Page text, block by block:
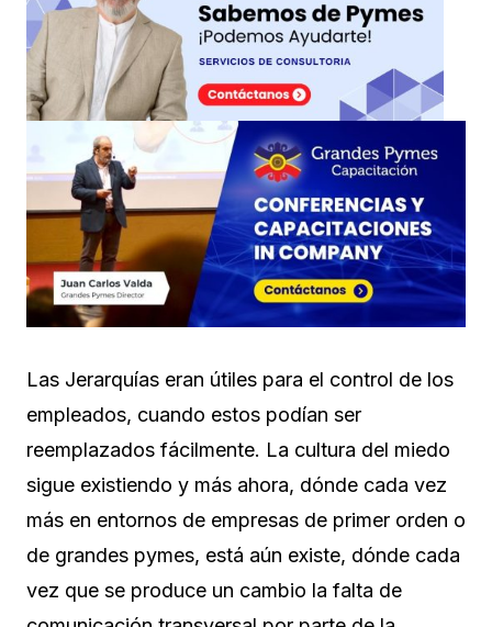
Las Jerarquías eran útiles para el control de los
empleados, cuando estos podían ser
reemplazados fácilmente. La cultura del miedo
sigue existiendo y más ahora, dónde cada vez
más en entornos de empresas de primer orden o
de grandes pymes, está aún existe, dónde cada
vez que se produce un cambio la falta de